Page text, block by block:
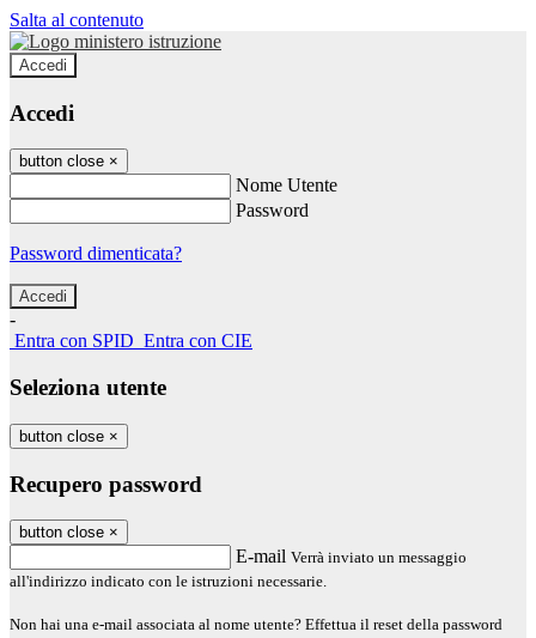
Salta al contenuto
Accedi
Accedi
button close ×
Nome Utente
Password
Password dimenticata?
-
Entra con SPID Entra con CIE
Seleziona utente
button close ×
Recupero password
button close ×
E-mail Verrà inviato un messaggio
all'indirizzo indicato con le istruzioni necessarie.
Non hai una e-mail associata al nome utente? Effettua il reset della password